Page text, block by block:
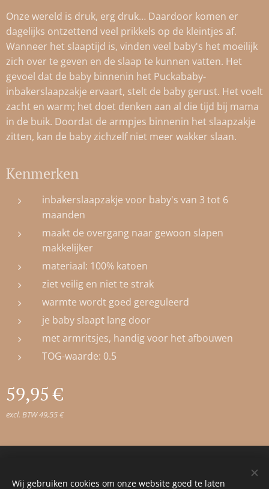
Onze wereld is druk, erg druk… Daardoor komen er
dagelijks ontzettend veel prikkels op de kleintjes af.
Wanneer het slaaptijd is, vinden veel baby's het moeilijk
zich over te geven en de slaap te kunnen vatten. Het
gevoel dat de baby binnenin het Puckababy-
inbakerslaapzakje ervaart, stelt de baby gerust. Het voelt
zacht en warm; het doet denken aan al die tijd bij mama
in de buik. Doordat de armpjes binnenin het slaapzakje
zitten, kan de baby zichzelf niet meer wakker slaan.
Kenmerken
inbakerslaapzakje voor baby's van 3 tot 6
maanden
maakt de overgang naar gewoon slapen
makkelijker
materiaal: 100% katoen
ziet veilig en niet te strak
warmte wordt goed gereguleerd
je baby slaapt lang door
met armritsjes, handig voor het afbouwen
TOG-waarde: 0.5
59,95€
excl. BTW 49,55 €
Wij gebruiken cookies om onze website goed te laten